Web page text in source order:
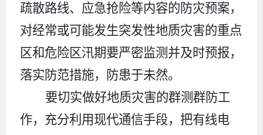
疏散路线、应急抢险等内容的防灾预案，
对经常或可能发生突发性地质灾害的重点
区和危险区汛期要严密监测并及时预报，
落实防范措施，防患于未然。
要切实做好地质灾害的群测群防工
作，充分利用现代通信手段，把有线电